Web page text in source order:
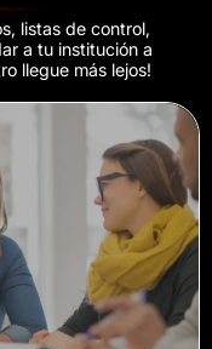
listas de control,
a tu institución a
llegue más lejos!